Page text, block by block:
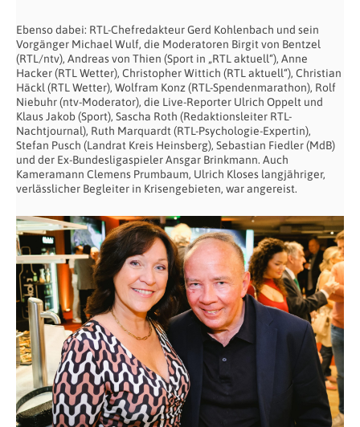
Ebenso dabei: RTL-Chefredakteur Gerd Kohlenbach und sein
Vorgänger Michael Wulf, die Moderatoren Birgit von Bentzel
(RTL/ntv), Andreas von Thien (Sport in „RTL aktuell“), Anne
Hacker (RTL Wetter), Christopher Wittich (RTL aktuell“), Christian
Häckl (RTL Wetter), Wolfram Konz (RTL-Spendenmarathon), Rolf
Niebuhr (ntv-Moderator), die Live-Reporter Ulrich Oppelt und
Klaus Jakob (Sport), Sascha Roth (Redaktionsleiter RTL-
Nachtjournal), Ruth Marquardt (RTL-Psychologie-Expertin),
Stefan Pusch (Landrat Kreis Heinsberg), Sebastian Fiedler (MdB)
und der Ex-Bundesligaspieler Ansgar Brinkmann. Auch
Kameramann Clemens Prumbaum, Ulrich Kloses langjähriger,
verlässlicher Begleiter in Krisengebieten, war angereist.